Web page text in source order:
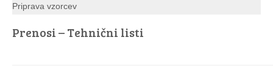
Priprava vzorcev
Prenosi – Tehnični listi